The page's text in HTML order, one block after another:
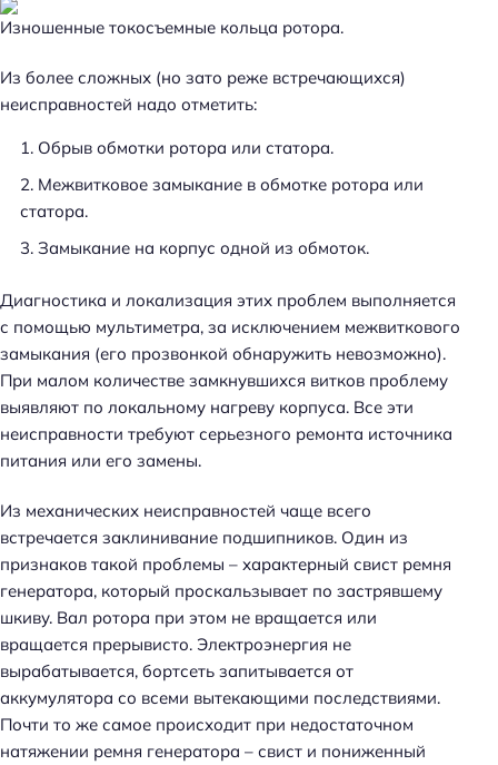
Изношенные токосъемные кольца ротора.
Из более сложных (но зато реже встречающихся)
неисправностей надо отметить:
Обрыв обмотки ротора или статора.
Межвитковое замыкание в обмотке ротора или
статора.
Замыкание на корпус одной из обмоток.
Диагностика и локализация этих проблем выполняется
с помощью мультиметра, за исключением межвиткового
замыкания (его прозвонкой обнаружить невозможно).
При малом количестве замкнувшихся витков проблему
выявляют по локальному нагреву корпуса. Все эти
неисправности требуют серьезного ремонта источника
питания или его замены.
Из механических неисправностей чаще всего
встречается заклинивание подшипников. Один из
признаков такой проблемы – характерный свист ремня
генератора, который проскальзывает по застрявшему
шкиву. Вал ротора при этом не вращается или
вращается прерывисто. Электроэнергия не
вырабатывается, бортсеть запитывается от
аккумулятора со всеми вытекающими последствиями.
Почти то же самое происходит при недостаточном
натяжении ремня генератора – свист и пониженный